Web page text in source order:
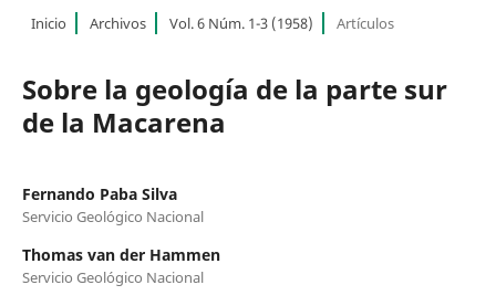
Inicio Archivos Vol. 6 Núm. 1-3 (1958) Artículos
Sobre la geología de la parte sur
de la Macarena
Fernando Paba Silva
Servicio Geológico Nacional
Thomas van der Hammen
Servicio Geológico Nacional